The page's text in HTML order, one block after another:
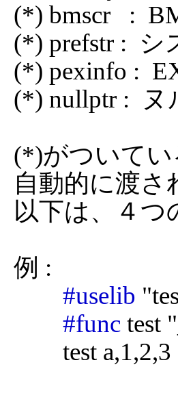
(*) bmscr   :
(*) prefstr :  シ
(*) pexinfo :
(*) nullptr :
(*)がついて
自動的に渡
以下は、４つ
例 :
#uselib
#func test